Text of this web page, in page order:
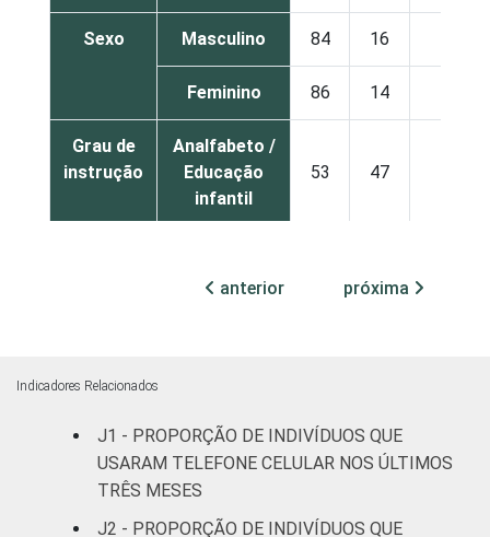
Sexo Masculino 84 16
Feminino 86 14
Grau de
instrução
Analfabeto /
Educação
infantil
53 47
etária
anos
81 18
De 16 a 24
anos
anterior próxima
Indicadores Relacionados
J1 - PROPORÇÃO DE INDIVÍDUOS QUE
USARAM TELEFONE CELULAR NOS ÚLTIMOS
TRÊS MESES
J2 - PROPORÇÃO DE INDIVÍDUOS QUE